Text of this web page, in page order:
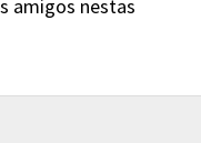
amigos nestas